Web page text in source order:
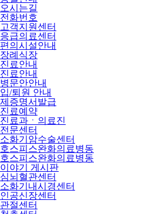
오시는길
전화번호
고객지원센터
응급의료센터
편의시설안내
장례식장
진료안내
진료안내
병문안안내
입/퇴원 안내
제증명서발급
진료예약
진료과ㆍ의료진
전문센터
소화기암수술센터
호스피스완화의료병동
호스피스완화의료병동
이야기 게시판
심뇌혈관센터
소화기내시경센터
인공신장센터
관절센터